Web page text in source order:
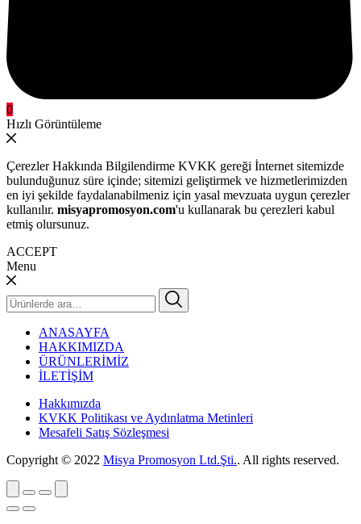
0
Hızlı Görüntüleme
Çerezler Hakkında Bilgilendirme KVKK gereği İnternet sitemizde
bulunduğunuz süre içinde; sitemizi geliştirmek ve hizmetlerimizden
en iyi şekilde faydalanabilmeniz için yasal mevzuata uygun çerezler
kullanılır. misyapromosyon.com'u kullanarak bu çerezleri kabul
etmiş olursunuz.
ACCEPT
Menu
Ara:
ANASAYFA
HAKKIMIZDA
ÜRÜNLERİMİZ
İLETİŞİM
Hakkımızda
KVKK Politikası ve Aydınlatma Metinleri
Mesafeli Satış Sözleşmesi
Copyright © 2022 Misya Promosyon Ltd.Şti.. All rights reserved.